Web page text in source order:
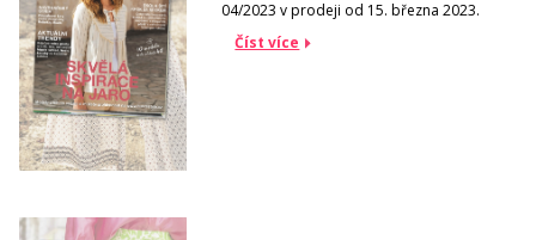
04/2023 v prodeji od 15. března 2023.
Číst více